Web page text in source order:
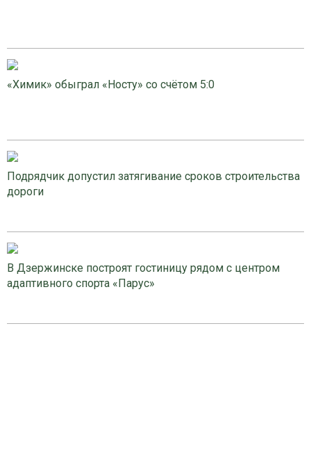
«Химик» обыграл «Носту» со счётом 5:0
Подрядчик допустил затягивание сроков строительства
дороги
В Дзержинске построят гостиницу рядом с центром
адаптивного спорта «Парус»